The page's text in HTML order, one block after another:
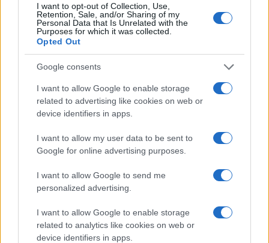
I want to opt-out of Collection, Use,
Retention, Sale, and/or Sharing of my
Personal Data that Is Unrelated with the
Purposes for which it was collected.
Opted Out
Google consents
I want to allow Google to enable storage
related to advertising like cookies on web or
device identifiers in apps.
I want to allow my user data to be sent to
Google for online advertising purposes.
I want to allow Google to send me
personalized advertising.
I want to allow Google to enable storage
related to analytics like cookies on web or
device identifiers in apps.
Svezia in pista a Saas-Fee: Hector e Nyberg pronte per
la nuova stagione
Francesca Lombardi · 10 Ago 2026
CALCIO